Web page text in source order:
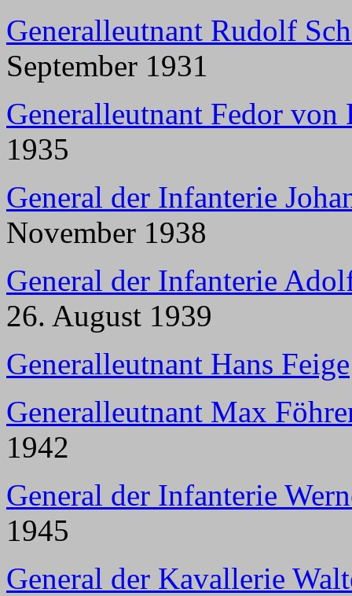
Generalleutnant Rudolf
September 1931
Generalleutnant Fedor von
1935
General der Infanterie
November 1938
General der Infanterie
26. August 1939
Generalleutnant Hans Feige
Generalleutnant Max
1942
General der Infanterie
1945
General der Kavallerie